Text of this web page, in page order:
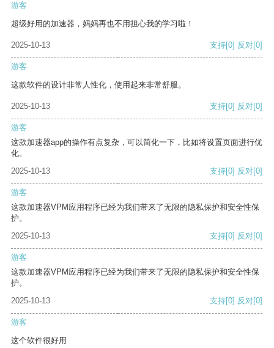
游客
超级好用的加速器，妈妈再也不用担心我的学习啦！
2025-10-13 支持[0] 反对[0]
游客
这款软件的设计非常人性化，使用起来非常舒服。
2025-10-13 支持[0] 反对[0]
游客
这款加速器app的操作有点复杂，可以简化一下，比如将设置页面进行优
化。
2025-10-13
支持[0] 反对[0]
游客
这款加速器VPM应用程序已经为我们带来了无限的隐私保护和安全性保
护。
2025-10-13
支持[0] 反对[0]
游客
这款加速器VPM应用程序已经为我们带来了无限的隐私保护和安全性保
护。
2025-10-13
支持[0] 反对[0]
游客
这个软件很好用